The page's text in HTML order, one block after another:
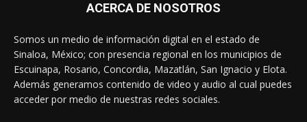
ACERCA DE NOSOTROS
Somos un medio de información digital en el estado de
Sinaloa, México; con presencia regional en los municipios de
Escuinapa, Rosario, Concordia, Mazatlán, San Ignacio y Elota.
Además generamos contenido de video y audio al cual puedes
acceder por medio de nuestras redes sociales.